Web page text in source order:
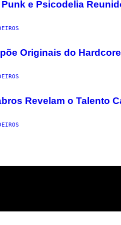
e Psicodelia
Originais do
Revelam o Talento